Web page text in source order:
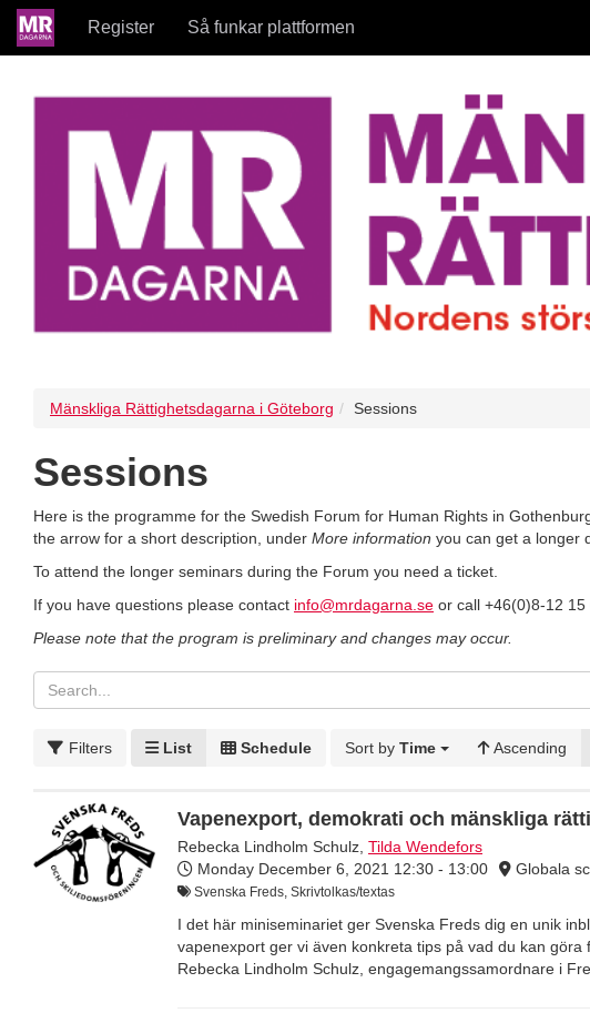
Register Så funkar plattformen
Mänskliga Rättighetsdagarna i Göteborg Sessions
Sessions
Here is the programme for the Swedish Forum for Human Rights in
the arrow for a short description, under More information you can get a longer
To attend the longer seminars during the Forum you need a ticket.
If you have questions please contact info@mrdagarna.se or call +46(0)8-12 15
Please note that the program is preliminary and changes may occur.
Filters List Schedule Sort by Time Ascending
Vapenexport, demokrati och mänskliga
Rebecka Lindholm Schulz Tilda Wendefors
Monday December 6, 2021 12:30 - 13:00 Globala
Svenska Freds, Skrivtolkas/textas
I det här miniseminariet ger Svenska Freds dig en unik
vapenexport ger vi även konkreta tips på vad du kan
Rebecka Lindholm Schulz, engagemangssamordnare i